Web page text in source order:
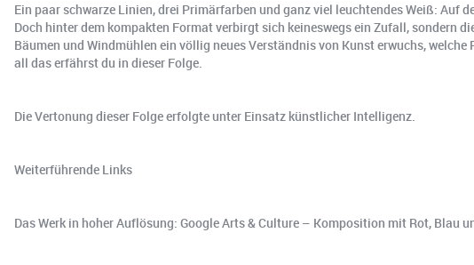
Ein paar schwarze Linien, drei Primärfarben und ganz viel leuchtendes Weiß:
Doch hinter dem kompakten Format verbirgt sich keineswegs ein Zufall, sondern
Bäumen und Windmühlen ein völlig neues Verständnis von Kunst erwuchs,
all das erfährst du in dieser Folge.
Die Vertonung dieser Folge erfolgte unter Einsatz künstlicher Intelligenz.
Weiterführende Links
Das Werk in hoher Auflösung: Google Arts & Culture – Komposition mit Rot, Blau